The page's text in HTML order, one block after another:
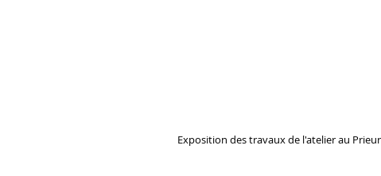
Exposition des travaux de l'atelier au